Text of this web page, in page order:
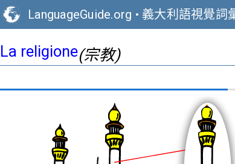
LanguageGuide.org • 義大利語視覺詞
La religione(宗教)